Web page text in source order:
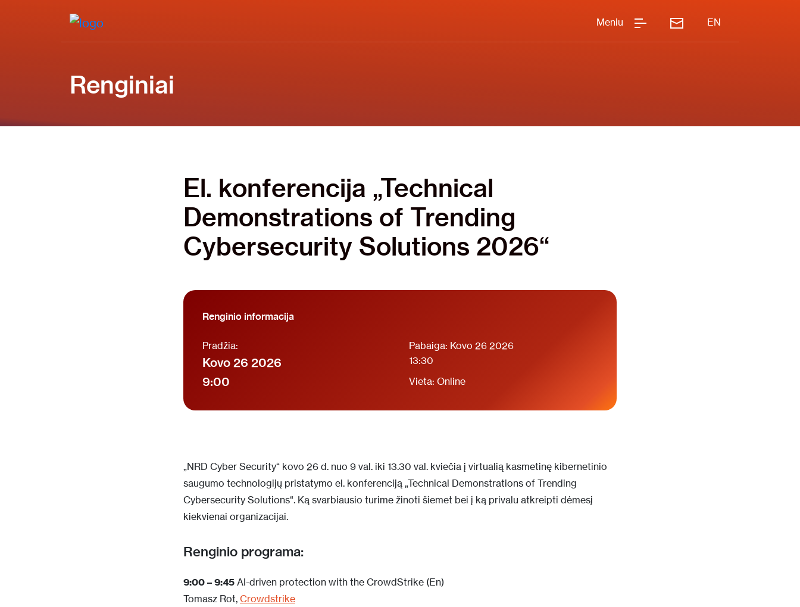
Meniu EN
Renginiai
El. konferencija „Technical
Demonstrations of Trending
Cybersecurity Solutions 2026“
Renginio informacija
Pradžia:
Kovo 26 2026
9:00
Pabaiga: Kovo 26 2026
13:30
Vieta: Online
„NRD Cyber Security“ kovo 26 d. nuo 9 val. iki 13.30 val. kviečia į virtualią kasmetinę kibernetinio
saugumo technologijų pristatymo el. konferenciją „Technical Demonstrations of Trending
Cybersecurity Solutions“. Ką svarbiausio turime žinoti šiemet bei į ką privalu atkreipti dėmesį
kiekvienai organizacijai.
Renginio programa:
9:00 – 9:45 AI-driven protection with the CrowdStrike (En)
Tomasz Rot, Crowdstrike